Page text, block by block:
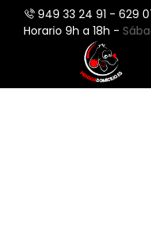
949 33 24 91 - 629
Horario 9h a 18h -